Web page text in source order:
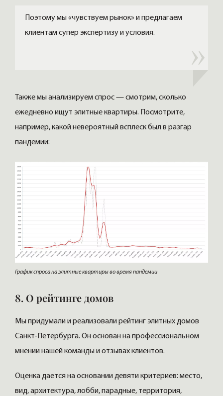
Поэтому мы «чувствуем рынок» и предлагаем
клиентам супер экспертизу и условия.
Также мы анализируем спрос — смотрим, сколько
ежедневно ищут элитные квартиры. Посмотрите,
например, какой невероятный всплеск был в разгар
пандемии:
График спроса на элитные квартиры во время пандемии
8. О рейтинге домов
Мы придумали и реализовали рейтинг элитных домов
Санкт-Петербурга. Он основан на профессиональном
мнении нашей команды и отзывах клиентов.
Оценка дается на основании девяти критериев: место,
вид, архитектура, лобби, парадные, территория,